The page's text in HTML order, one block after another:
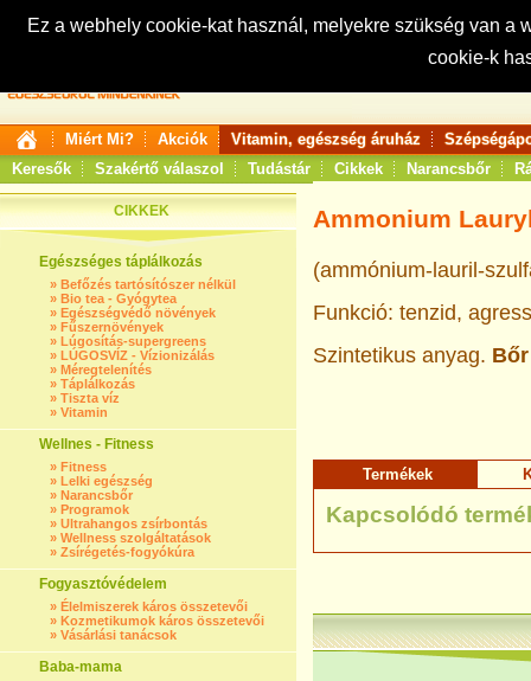
Ez a webhely cookie-kat használ, melyekre szükség van
cookie-k
Keresés:
Miért Mi? Akciók Vitamin, egészség áruház
Keresők
Szakértő válaszol Tudástár Cikkek Narancsbőr
CIKKEK
Egészséges táplálkozás
» Befőzés tartósítószer nélkül
» Bio tea - Gyógytea
» Egészségvédő növények
» Fűszernövények
» Lúgosítás-supergreens
» LÚGOSVÍZ - Vízionizálás
» Méregtelenítés
» Táplálkozás
» Tiszta víz
» Vitamin
Wellnes - Fitness
» Fitness
» Lelki egészség
» Narancsbőr
» Programok
» Ultrahangos zsírbontás
» Wellness szolgáltatások
» Zsírégetés-fogyókúra
Fogyasztóvédelem
» Élelmiszerek káros összetevői
» Kozmetikumok káros összetevői
» Vásárlási tanácsok
Baba-mama
Ammonium
(ammónium-lauril-
Funkció: tenzid,
Szintetikus anyag.
Termékek
Kapcsolódó